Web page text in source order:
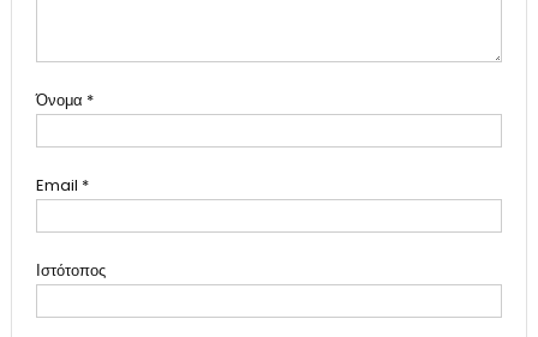
Όνομα *
Email *
Ιστότοπος